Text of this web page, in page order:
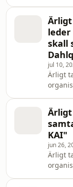
om
utan
de
sällan
skall
jul 10,
Ärligt
om
utan
de
sällan
KAI"
jun 26,
Ärligt